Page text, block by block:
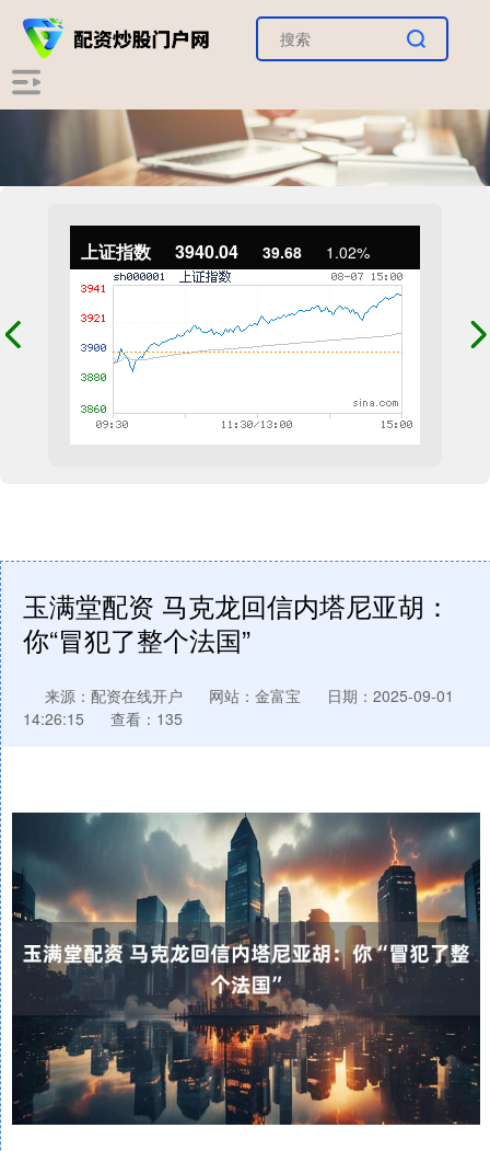
上证指数 3940.04 39.68 1.02%
玉满堂配资 马克龙回信内塔尼亚胡：
你“冒犯了整个法国”
来源：配资在线开户 网站：金富宝
日期：2025-09-01
14:26:15
查看：135